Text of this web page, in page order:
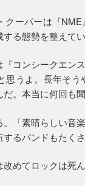
クーパーは『
る態勢を整えて
コンシークエン
思うよ。長年そ
。本当に何回も
「素晴らしい音
るバンドもたく
めてロックは死